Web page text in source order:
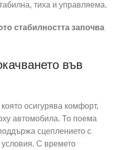
тиха и управляема.
стабилността започва
във
осигурява комфорт,
автомобила. То поема
сцеплението с
условия. С времето